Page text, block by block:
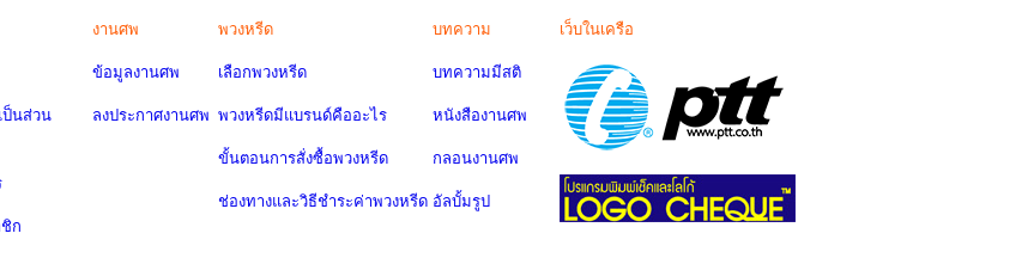
ป็นส่วน
ก
งานศพ
ข้อมูลงานศพ
ลงประกาศงานศพ
พวงหรีด
เลือกพวงหรีด
พวงหรีดมีแบรนด์คืออะไร
ขั้นตอนการสั่งซื้อพวงหรีด
ช่องทางและวิธีชำระค่าพวงหรีด
บทความ
บทความมีสติ
หนังสืองานศพ
กลอนงานศพ
อัลบั้มรูป
เว็บในเครือ